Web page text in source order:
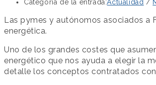
Categoría de la entrada:Actualidad /
Las pymes y autónomos asociados a
energética.
Uno de los grandes costes que
energético que nos ayuda a elegir la
detalle los conceptos contratados